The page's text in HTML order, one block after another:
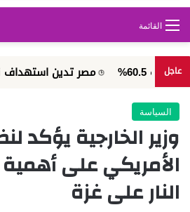
القائمة
عاجل مصر تدين استهداف ناقلة
السياسة
وزير الخارجية يؤكد
الأمريكي على
النار على غزة